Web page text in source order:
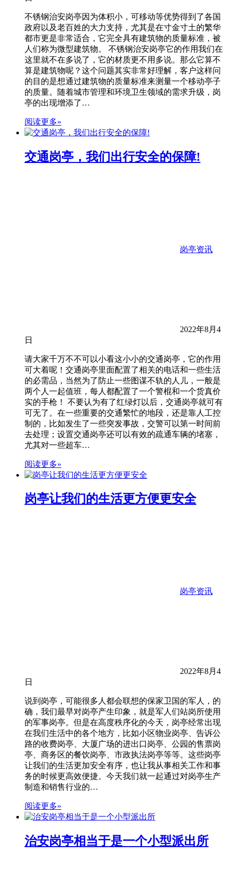
不锈钢治安岗亭因为体积小，可移动等优势得到了各国
政府以及老百姓的大力支持，尤其是在寸金寸土的繁华
都市更是非常适合，它完全具有建筑物的质量标准，被
人们称为微型建筑物。 不锈钢治安岗亭它的作用我们在
这里就不在多说了，它的材质更不用多说。那么它算不
算是建筑物呢？这个问题其实非常好理解，客户这样问
的目的是想通过建筑物的质量标准来测量一个移动亭子
的质量。随着城市管理和环境卫生领域的需求升级，岗
亭的出现增添了…
阅读更多»
交通岗亭，我们出行安全的保障!
岗亭资讯
2022年8月4
日
请大家千万不不可以小看这小小的交通岗亭，它的作用
可大着呢！交通岗亭里面配置了相关的电话和一些生活
的必需品，当然为了防止一些图谋不轨的人儿，一般是
两个人一起值班，每人都配置了一个警棍和一个货真价
实的手枪！ 不要认为有了红绿灯以后，交通岗亭就可有
可无了。在一些重要的交通繁忙的地段，还是靠人工控
制的，比如发生了一些突发事故，交警可以第一时间前
去处理；设置交通岗亭还可以有效的疏通车辆的堵塞，
尤其对一些超车…
阅读更多»
岗亭让我们的生活更方便更安全
岗亭资讯
2022年8月4
日
说到岗亭，可能很多人都会联想的保家卫国的军人，的
确，我们最早对岗亭产生印象，就是军人们站岗所使用
的军事岗亭。但是在高度秩序化的今天，岗亭经常出现
在我们生活中的各个地方，比如小区物业岗亭、告诉公
路的收费岗亭、大厦广场的进出口岗亭、公园的售票岗
亭、商务区的餐饮岗亭、市政执法岗亭等等。这些岗亭
让我们的生活更加安全有序，也让我从事相关工作和事
务的时候更高效便捷。今天我们就一起通过对岗亭生产
制造和销售行业的…
阅读更多»
治安岗亭相当于是一个小型派出所